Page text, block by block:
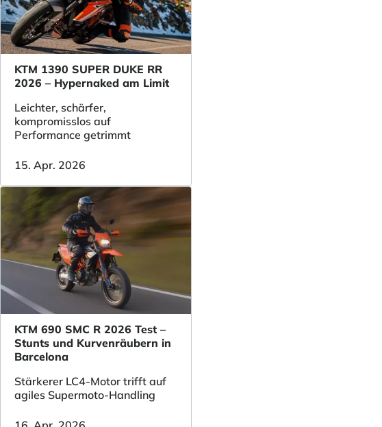
KTM 1390 SUPER DUKE RR
2026 – Hypernaked am Limit
Leichter, schärfer,
kompromisslos auf
Performance getrimmt
15. Apr. 2026
KTM 690 SMC R 2026 Test –
Stunts und Kurvenräubern in
Barcelona
Stärkerer LC4-Motor trifft auf
agiles Supermoto-Handling